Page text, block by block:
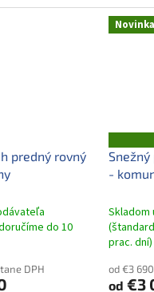
predný rovný
do 10
DPH
Novinka
-
Skladom
prac. dní)
od €3
od €3